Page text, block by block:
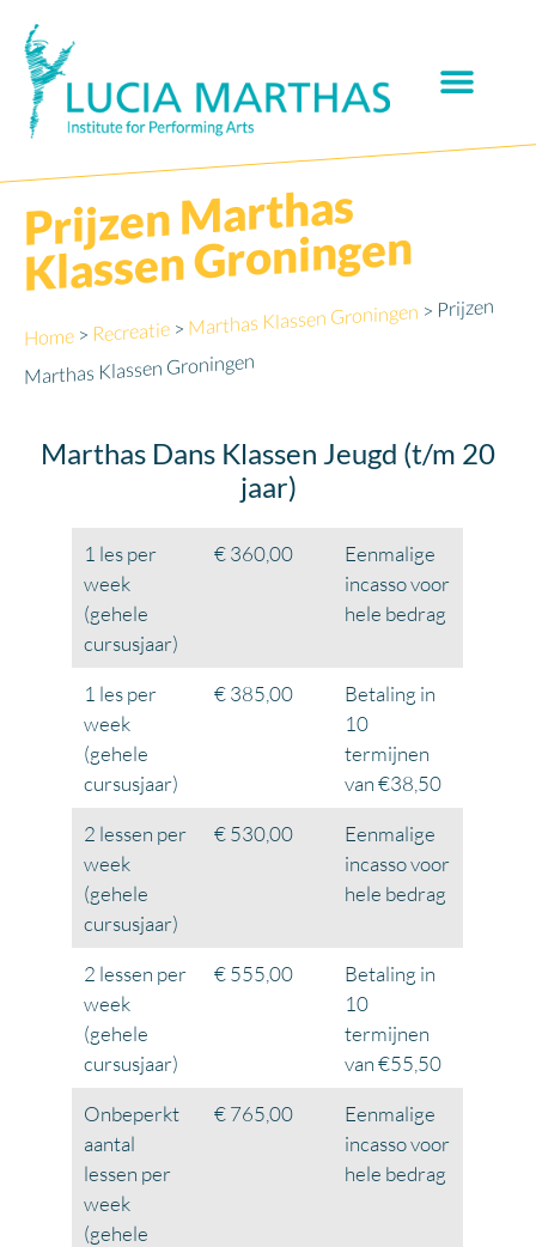
Prijzen
Marthas
Klassen Groningen
Home > Recreatie > Marthas Klassen Groningen > Prijzen
Marthas Klassen Groningen
Marthas Dans Klassen Jeugd (t/m 20
jaar)
1 les per
week
(gehele
cursusjaar)
€ 360,00
Eenmalige
incasso voor
hele bedrag
1 les per
week
(gehele
cursusjaar)
€ 385,00
Betaling in
10
termijnen
van €38,50
2 lessen per
week
(gehele
cursusjaar)
€ 530,00
Eenmalige
incasso voor
hele bedrag
2 lessen per
week
(gehele
cursusjaar)
€ 555,00
Betaling in
10
termijnen
van €55,50
Onbeperkt
aantal
lessen per
week
(gehele
€ 765,00
Eenmalige
incasso voor
hele bedrag